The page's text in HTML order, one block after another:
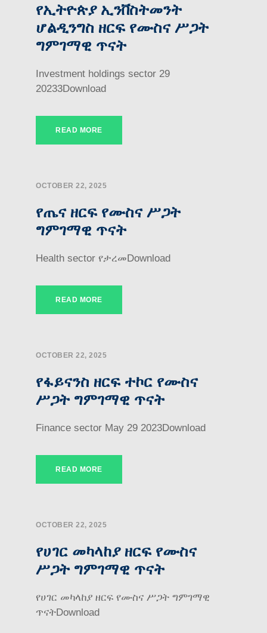
የኢትዮጵያ ኢንቨስትመንት
ሆልዲንግስ ዘርፍ የሙስና ሥጋት
ግምገማዊ ጥናት
Investment holdings sector 29
20233Download
READ MORE
OCTOBER 22, 2025
የጤና ዘርፍ የሙስና ሥጋት
ግምገማዊ ጥናት
Health sector የታረመDownload
READ MORE
OCTOBER 22, 2025
የፋይናንስ ዘርፍ ተኮር የሙስና
ሥጋት ግምገማዊ ጥናት
Finance sector May 29 2023Download
READ MORE
OCTOBER 22, 2025
የሀገር መካላከያ ዘርፍ የሙስና
ሥጋት ግምገማዊ ጥናት
የሀገር መካላከያ ዘርፍ የሙስና ሥጋት ግምገማዊ
ጥናትDownload